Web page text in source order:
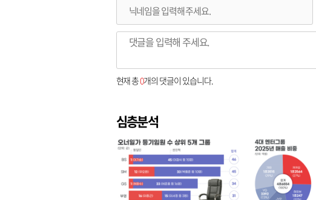
현재 총0개의 댓글이 있습니다.
심층분석